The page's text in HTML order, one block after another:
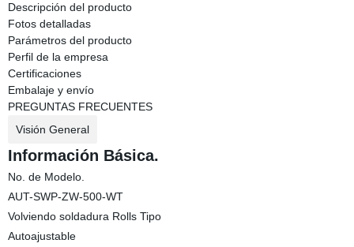
Descripción del producto
Fotos detalladas
Parámetros del producto
Perfil de la empresa
Certificaciones
Embalaje y envío
PREGUNTAS FRECUENTES
Visión General
Información Básica.
No. de Modelo.
AUT-SWP-ZW-500-WT
Volviendo soldadura Rolls Tipo
Autoajustable